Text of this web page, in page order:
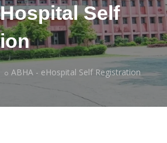
Self
ABHA - eHospital Self Registration